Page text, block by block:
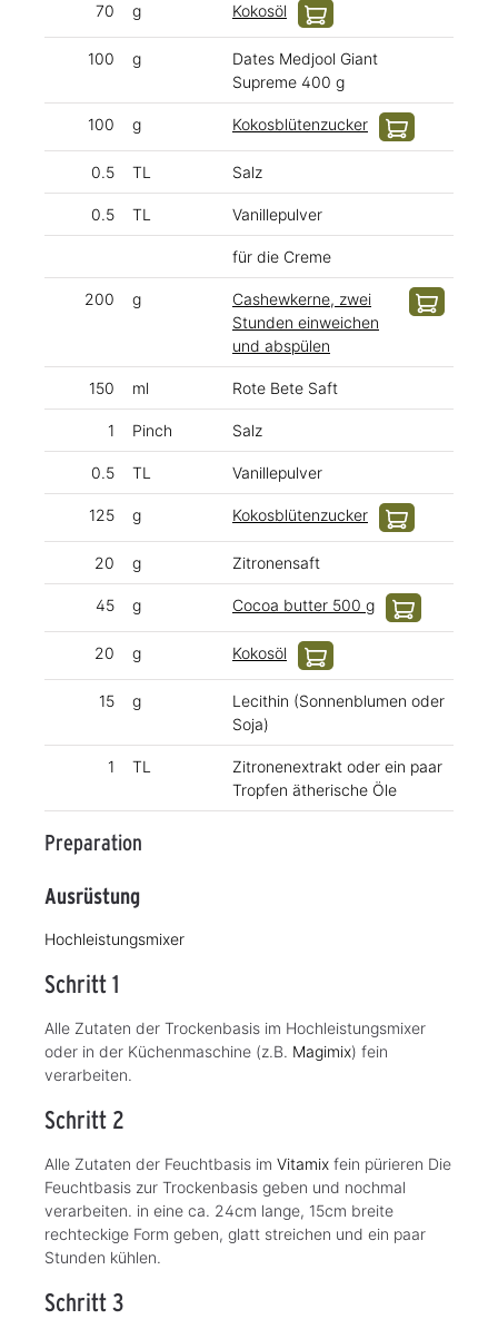
70 g Kokosöl
100 g
Dates Medjool Giant
Supreme 400 g
100 g Kokosblütenzucker
0.5 TL Salz
0.5 TL Vanillepulver
für die Creme
200 g
Cashewkerne, zwei
Stunden einweichen
und abspülen
150 ml Rote Bete Saft
1 Pinch Salz
0.5 TL Vanillepulver
125 g Kokosblütenzucker
20 g Zitronensaft
45 g Cocoa butter 500 g
20 g Kokosöl
15 g
Lecithin (Sonnenblumen oder
Soja)
1 TL
Zitronenextrakt oder ein paar
Tropfen ätherische Öle
Preparation
Ausrüstung
Hochleistungsmixer
Schritt 1
Alle Zutaten der Trockenbasis im Hochleistungsmixer
oder in der Küchenmaschine (z.B. Magimix) fein
verarbeiten.
Schritt 2
Alle Zutaten der Feuchtbasis im Vitamix fein pürieren Die
Feuchtbasis zur Trockenbasis geben und nochmal
verarbeiten. in eine ca. 24cm lange, 15cm breite
rechteckige Form geben, glatt streichen und ein paar
Stunden kühlen.
Schritt 3